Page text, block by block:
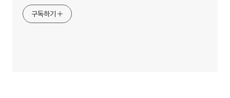
구독하기